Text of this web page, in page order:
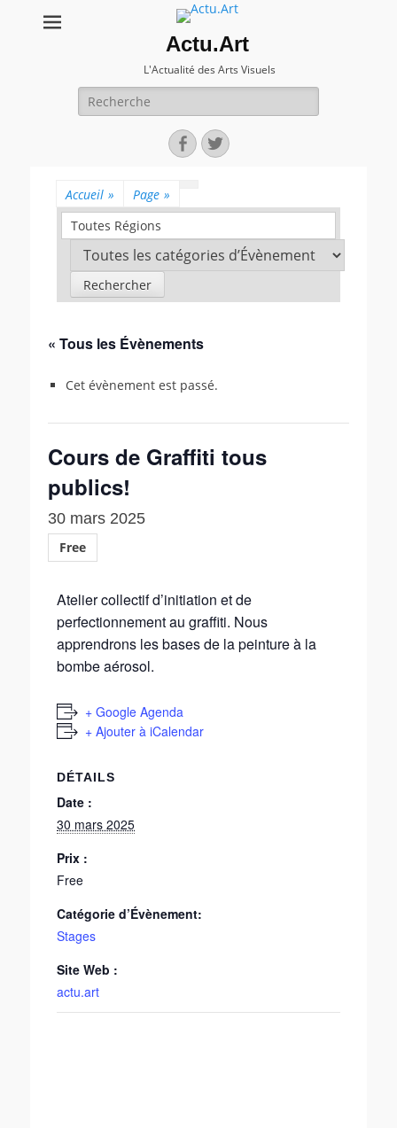
Actu.Art
L'Actualité des Arts Visuels
Recherche
pour:
Facebook
Twitter
Accueil » Page »
Toutes Régions
« Tous les Évènements
Cet évènement est passé.
Cours de Graffiti tous
publics!
30 mars 2025
Free
Atelier collectif d’initiation et de
perfectionnement au graffiti. Nous
apprendrons les bases de la peinture à la
bombe aérosol.
+ Google Agenda
+ Ajouter à iCalendar
DÉTAILS
Date :
30 mars 2025
Prix :
Free
Catégorie d’Évènement:
Stages
Site Web :
actu.art